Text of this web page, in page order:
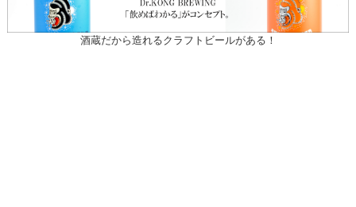
酒蔵だから造れるクラフトビールがある！